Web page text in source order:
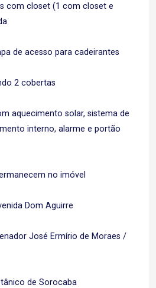
com closet (1 com closet e
de acesso para cadeirantes
2 cobertas
aquecimento solar, sistema de
interno, alarme e portão
no imóvel
Dom Aguirre
José Ermírio de Moraes /
de Sorocaba